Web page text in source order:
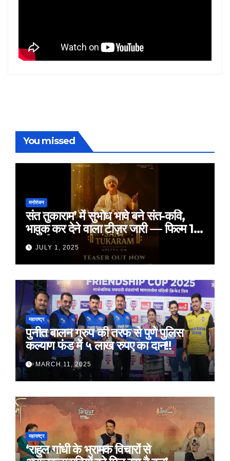
You missed
मनोरंजन
संत तुकाराम’ में सुभोध भावे बने संत-कवि,
भावुक कर देने वाला टीज़र जारी — फिल्म 18
जुलाई 2025 को होगी रिलीज़
JULY 1, 2025
महाराष्ट्र
पुनीत बालन ग्रुप की तरफ से पुणे पुलिस
कल्याण फंड में ५ लाख रुपए का दान!!
MARCH 11, 2025
महाराष्ट्र
‘राहुल गांधी के भ्रामक विचारों से